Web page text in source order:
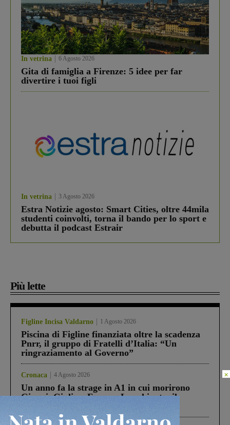
In vetrina 6 Agosto 2026
Gita di famiglia a Firenze: 5 idee per far
divertire i tuoi figli
In vetrina 3 Agosto 2026
Estra Notizie agosto: Smart Cities, oltre 44mila
studenti coinvolti, torna il bando per lo sport e
debutta il podcast Estrair
Più lette
Figline Incisa Valdarno 1 Agosto 2026
Piscina di Figline finanziata oltre la scadenza
Pnrr, il gruppo di Fratelli d’Italia: “Un
ringraziamento al Governo”
Cronaca 4 Agosto 2026
Un anno fa la strage in A1 in cui morirono
Gianni, Giulia e Franco. Lo schianto, il
×